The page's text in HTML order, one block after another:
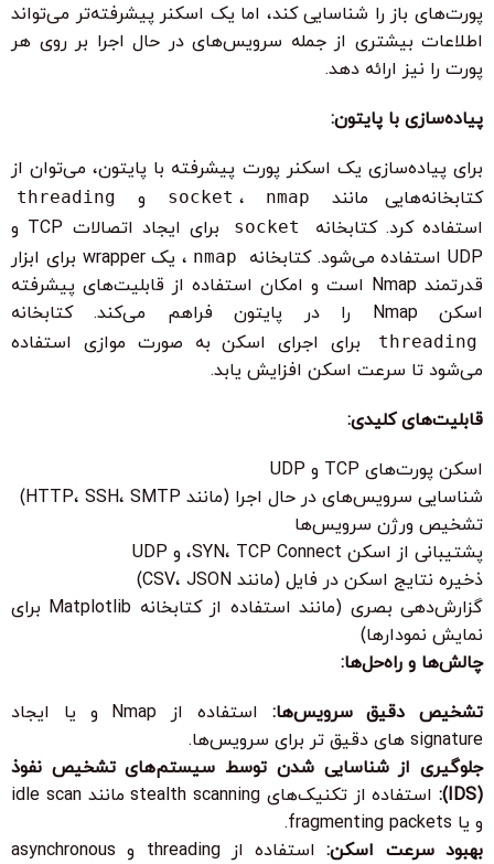
پورت‌های باز را شناسایی کند، اما یک اسکنر پیشرفته‌تر می‌تواند
اطلاعات بیشتری از جمله سرویس‌های در حال اجرا بر روی هر
پورت را نیز ارائه دهد.
پیاده‌سازی با پایتون:
برای پیاده‌سازی یک اسکنر پورت پیشرفته با پایتون، می‌توان از
کتابخانه‌هایی مانند
socket ، nmap و threading
استفاده کرد. کتابخانه socket
برای ایجاد اتصالات TCP و
UDP استفاده می‌شود. کتابخانه
nmap
، یک wrapper برای ابزار
قدرتمند Nmap است و امکان استفاده از قابلیت‌های پیشرفته
اسکن Nmap را در پایتون فراهم می‌کند. کتابخانه
threading
برای اجرای اسکن به صورت موازی استفاده
می‌شود تا سرعت اسکن افزایش یابد.
قابلیت‌های کلیدی:
اسکن پورت‌های TCP و UDP
شناسایی سرویس‌های در حال اجرا (مانند HTTP، SSH، SMTP)
تشخیص ورژن سرویس‌ها
پشتیبانی از اسکن SYN، TCP Connect، و UDP
ذخیره نتایج اسکن در فایل (مانند CSV، JSON)
گزارش‌دهی بصری (مانند استفاده از کتابخانه Matplotlib برای
نمایش نمودارها)
چالش‌ها و راه‌حل‌ها:
تشخیص دقیق سرویس‌ها:
استفاده از Nmap و یا ایجاد
signature های دقیق تر برای سرویس‌ها.
جلوگیری از شناسایی شدن توسط سیستم‌های تشخیص نفوذ
(IDS):
استفاده از تکنیک‌های stealth scanning مانند idle scan
و یا fragmenting packets.
بهبود سرعت اسکن:
استفاده از threading و asynchronous